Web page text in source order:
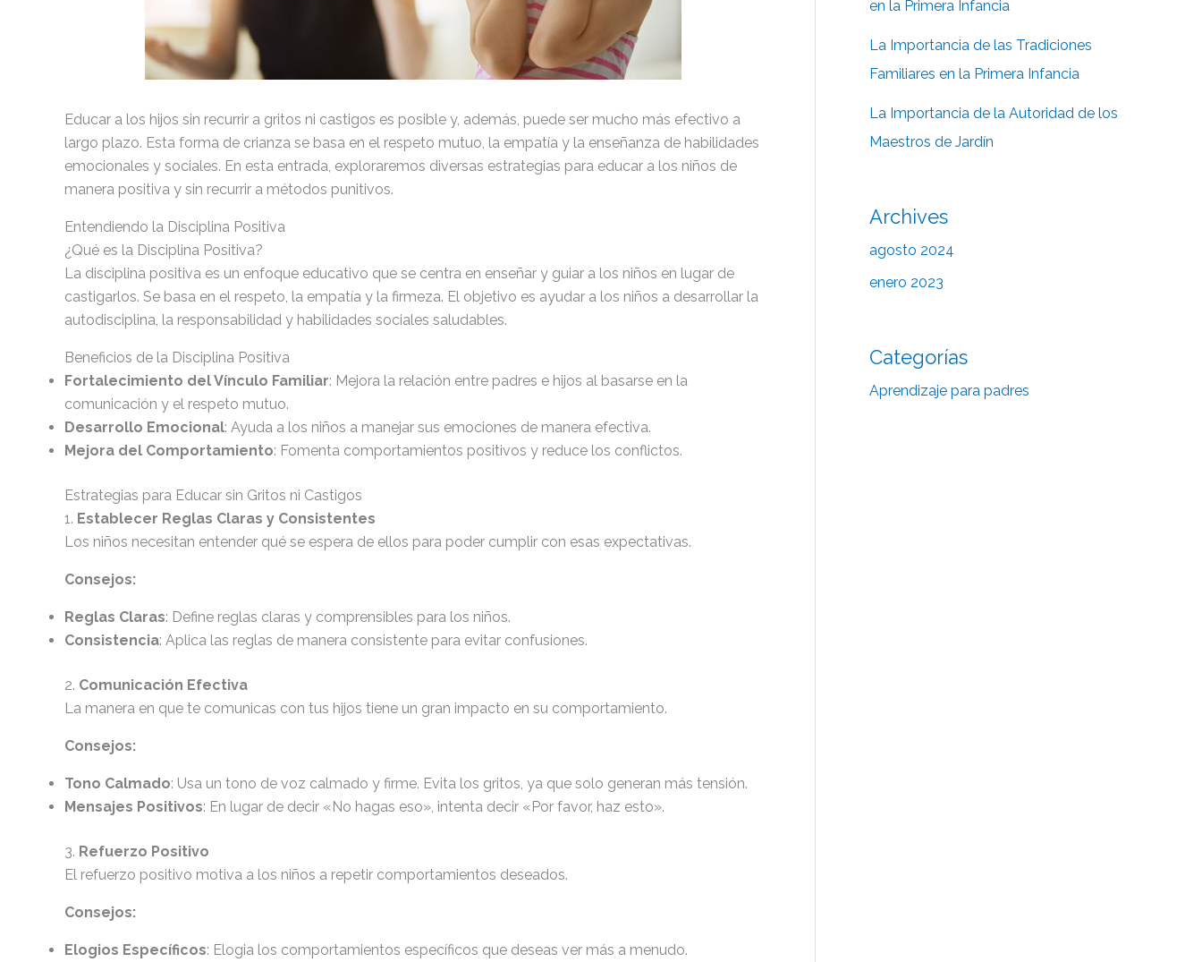
Educar a los hijos sin recurrir a gritos ni castigos es posible y, además, puede ser mucho más efectivo a
largo plazo. Esta forma de crianza se basa en el respeto mutuo, la empatía y la enseñanza de habilidades
emocionales y sociales. En esta entrada, exploraremos diversas estrategias para educar a los niños de
manera positiva y sin recurrir a métodos punitivos.
Entendiendo la Disciplina Positiva
¿Qué es la Disciplina Positiva?
La disciplina positiva es un enfoque educativo que se centra en enseñar y guiar a los niños en lugar de
castigarlos. Se basa en el respeto, la empatía y la firmeza. El objetivo es ayudar a los niños a desarrollar la
autodisciplina, la responsabilidad y habilidades sociales saludables.
Beneficios de la Disciplina Positiva
Fortalecimiento del Vínculo Familiar: Mejora la relación entre padres e hijos al basarse en la
comunicación y el respeto mutuo.
Desarrollo Emocional: Ayuda a los niños a manejar sus emociones de manera efectiva.
Mejora del Comportamiento: Fomenta comportamientos positivos y reduce los conflictos.
Estrategias para Educar sin Gritos ni Castigos
1. Establecer Reglas Claras y Consistentes
Los niños necesitan entender qué se espera de ellos para poder cumplir con esas expectativas.
Consejos:
Reglas Claras: Define reglas claras y comprensibles para los niños.
Consistencia: Aplica las reglas de manera consistente para evitar confusiones.
2. Comunicación Efectiva
La manera en que te comunicas con tus hijos tiene un gran impacto en su comportamiento.
Consejos:
Tono Calmado: Usa un tono de voz calmado y firme. Evita los gritos, ya que solo generan más tensión.
Mensajes Positivos: En lugar de decir «No hagas eso», intenta decir «Por favor, haz esto».
3. Refuerzo Positivo
El refuerzo positivo motiva a los niños a repetir comportamientos deseados.
Consejos:
Elogios Específicos: Elogia los comportamientos específicos que deseas ver más a menudo.
en la Primera Infancia
La Importancia de las Tradiciones
Familiares en la Primera Infancia
La Importancia de la Autoridad de los
Maestros de Jardín
Archives
agosto 2024
enero 2023
Categorías
Aprendizaje para padres